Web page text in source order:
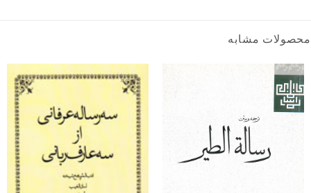
محصولات مشابه